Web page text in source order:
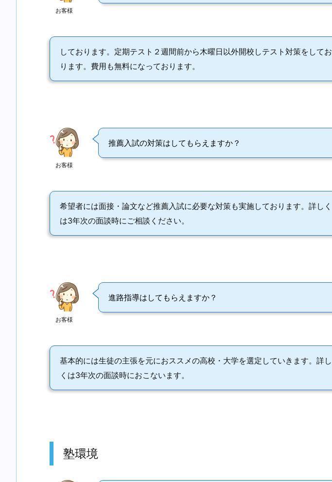
お客様
しております。定期テスト２週間前から木曜日以外開校しテスト対策をしてお
ります。費用も無料になっております。
お客様
推薦入試の対策はしてもらえますか？
希望者には面接・論文など推薦入試に必要な対策も実施しております。詳しく
は3年次の面談時にご相談ください。
お客様
進路指導はしてもらえますか？
基本的には生徒の主張を元におススメの高校・大学を選定していきます。詳し
くは3年次の面談時におこないます。
塾環境